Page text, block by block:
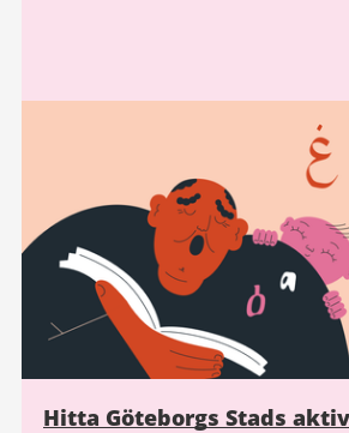
Hitta Göteborgs Stads